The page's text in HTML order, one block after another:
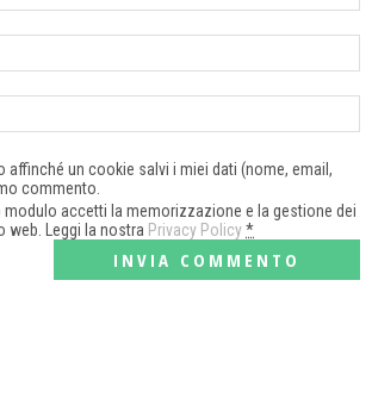
affinché un cookie salvi i miei dati (nome, email,
commento.
accetti la memorizzazione e la gestione dei
web. Leggi la nostra Privacy Policy*